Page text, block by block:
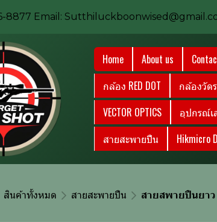
8877 Email:
Home About us
กล้อง RED DOT
กล้องวัดร
VECTOR OPTICS
อุปกรณ์เ
สายสะพายปืน
Hikmicro
สินค้าทั้งหมด สายสะพายปืน สายสพายปืนยา